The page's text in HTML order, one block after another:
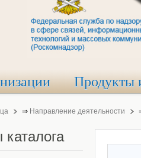
Продукты
⇒ Направление деятельности
каталога